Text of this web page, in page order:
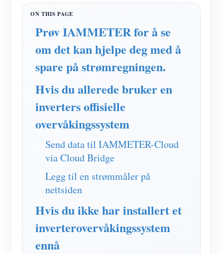
IAMMETER Cloud Pro
EV lader
IAMMETER Simulator
applikasjoner
Solar PV System Energy Monitor
Strømforbruksmåler
PV-varmekontrollsystem
Fabrikkenergiovervåking
butikk
Ressurser
Hurtigstart for produktet
FAQ
Samfunnet
Utvikler
Utforske
Belønningsprogram
Ta kontakt med
Om oss
Prøv IAMMETER for å se
om det kan hjelpe deg med å
spare på strømregningen.
Hvis du allerede bruker en
inverters offisielle
overvåkingssystem
Send data til IAMMETER-Cloud
via Cloud Bridge
Legg til en strømmåler på
nettsiden
Hvis du ikke har installert et
inverterovervåkingssystem
ennå